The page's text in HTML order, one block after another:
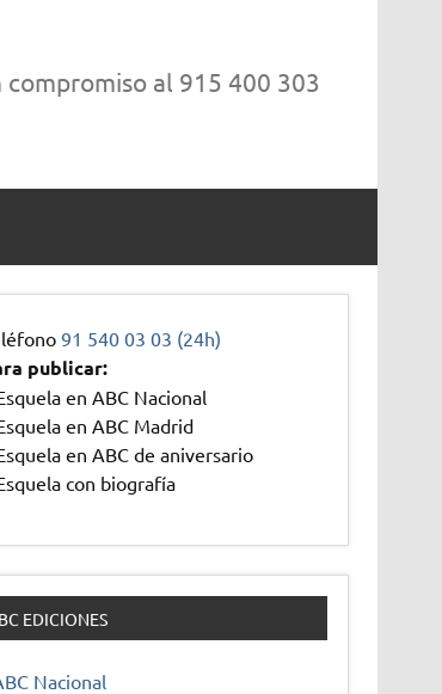
al 915 400 303
91 540 03 03 (24h)
publicar:
en ABC Nacional
en ABC Madrid
en ABC de aniversario
con biografía
EDICIONES
Nacional